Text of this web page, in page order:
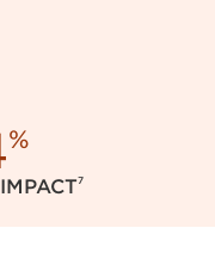
%
7